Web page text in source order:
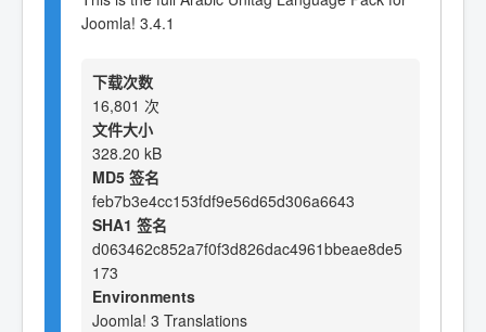
Joomla! 3.4.1
下载次数
16,801 次
文件大小
328.20 kB
MD5 签名
feb7b3e4cc153fdf9e56d65d306a6643
SHA1 签名
d063462c852a7f0f3d826dac4961bbeae8de5
173
Environments
Joomla! 3 Translations